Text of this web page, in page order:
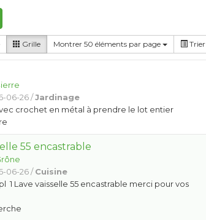
Grille Montrer 50 éléments par page Trier
06-26 /Jardinage
crochet en métal à prendre le lot entier
55 encastrable
06-26 /Cuisine
1 Lave vaisselle 55 encastrable merci pour vos